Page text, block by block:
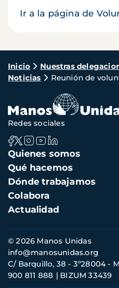
Ir a la página de
Ruta
de
navegación
Inicio Nuestras
Noticias
Reunión de
Navegación
principal
Quienes somos
Qué hacemos
Dónde trabajamos
Colabora
Actualidad
Redes sociales
Información
de
contacto
© 2026 Manos Unidas
C/ Barquillo, 38 - 3º28004 -
900 811 888
BIZUM 33439
info@manosunidas.org